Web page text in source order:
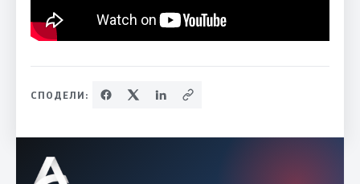
СПОДЕЛИ: